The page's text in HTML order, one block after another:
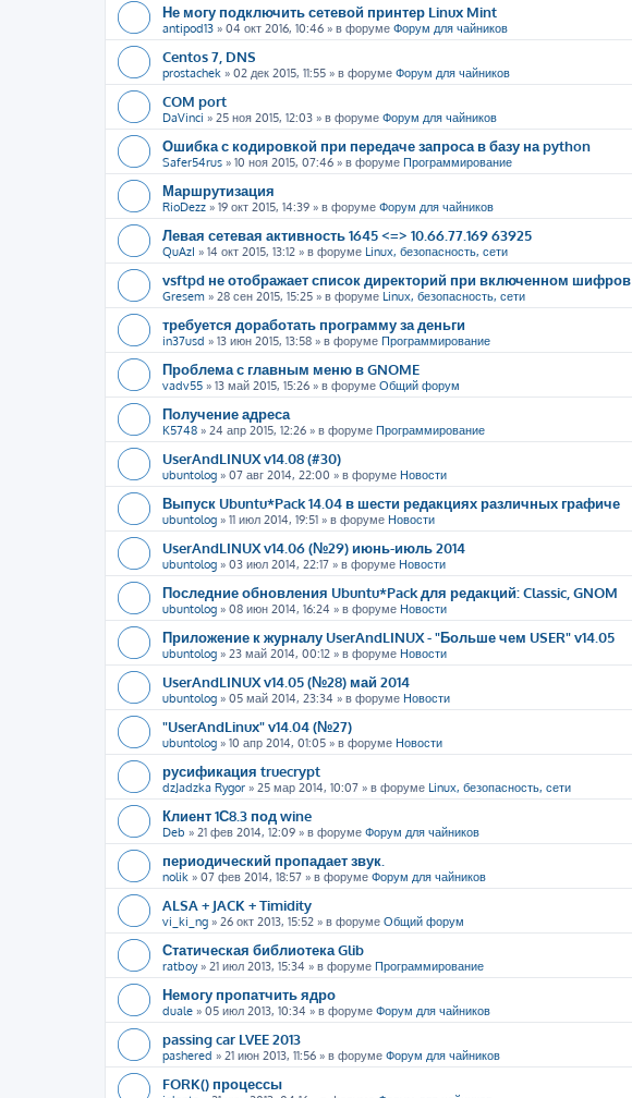
Не могу подключить сетевой принтер Linux Mint
antipod13 » 04 окт 2016, 10:46 » в форуме Форум для чайников
Centos 7, DNS
prostachek » 02 дек 2015, 11:55 » в форуме Форум для чайников
COM port
DaVinci » 25 ноя 2015, 12:03 » в форуме Форум для чайников
Ошибка с кодировкой при передаче запроса в базу на python
Safer54rus » 10 ноя 2015, 07:46 » в форуме Программирование
Маршрутизация
RioDezz » 19 окт 2015, 14:39 » в форуме Форум для чайников
Левая сетевая активность 1645 <=> 10.66.77.169 63925
QuAzI » 14 окт 2015, 13:12 » в форуме Linux, безопасность, сети
vsftpd не отображает список директорий при включенном шифров
Gresem » 28 сен 2015, 15:25 » в форуме Linux, безопасность, сети
требуется доработать программу за деньги
in37usd » 13 июн 2015, 13:58 » в форуме Программирование
Проблема с главным меню в GNOME
vadv55 » 13 май 2015, 15:26 » в форуме Общий форум
Получение адреса
K5748 » 24 апр 2015, 12:26 » в форуме Программирование
UserAndLINUX v14.08 (#30)
ubuntolog » 07 авг 2014, 22:00 » в форуме Новости
Выпуск Ubuntu*Pack 14.04 в шести редакциях различных графиче
ubuntolog » 11 июл 2014, 19:51 » в форуме Новости
UserAndLINUX v14.06 (№29) июнь-июль 2014
ubuntolog » 03 июл 2014, 22:17 » в форуме Новости
Последние обновления Ubuntu*Pack для редакций: Classic, GNOM
ubuntolog » 08 июн 2014, 16:24 » в форуме Новости
Приложение к журналу UserAndLINUX - "Больше чем USER" v14.05
ubuntolog » 23 май 2014, 00:12 » в форуме Новости
UserAndLINUX v14.05 (№28) май 2014
ubuntolog » 05 май 2014, 23:34 » в форуме Новости
"UserAndLinux" v14.04 (№27)
ubuntolog » 10 апр 2014, 01:05 » в форуме Новости
русификация truecrypt
dzJadzka Rygor » 25 мар 2014, 10:07 » в форуме Linux, безопасность, сети
Клиент 1С8.3 под wine
Deb » 21 фев 2014, 12:09 » в форуме Форум для чайников
периодический пропадает звук.
nolik » 07 фев 2014, 18:57 » в форуме Форум для чайников
ALSA + JACK + Timidity
vi_ki_ng » 26 окт 2013, 15:52 » в форуме Общий форум
Статическая библиотека Glib
ratboy» 21 июл 2013, 15:34 » в форуме Программирование
Немогу пропатчить ядро
duale » 05 июл 2013, 10:34 » в форуме Форум для чайников
passing car LVEE 2013
pashered » 21 июн 2013, 11:56 » в форуме Форум для чайников
FORK() процессы